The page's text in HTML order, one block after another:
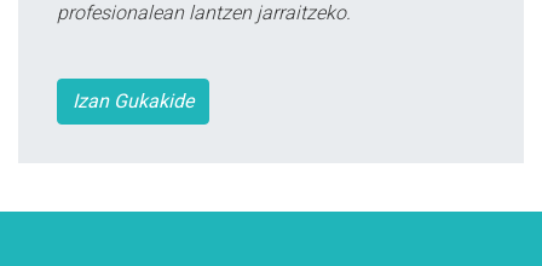
profesionalean lantzen jarraitzeko.
Izan Gukakide